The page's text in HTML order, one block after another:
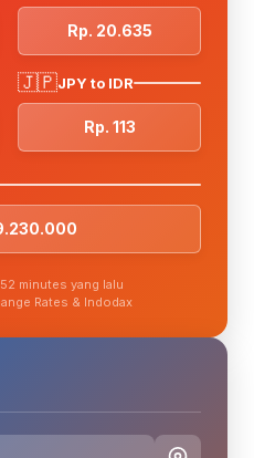
Rp. 20.635
🇯🇵JPY to IDR
Rp. 113
minutes yang lalu
Rates & Indodax